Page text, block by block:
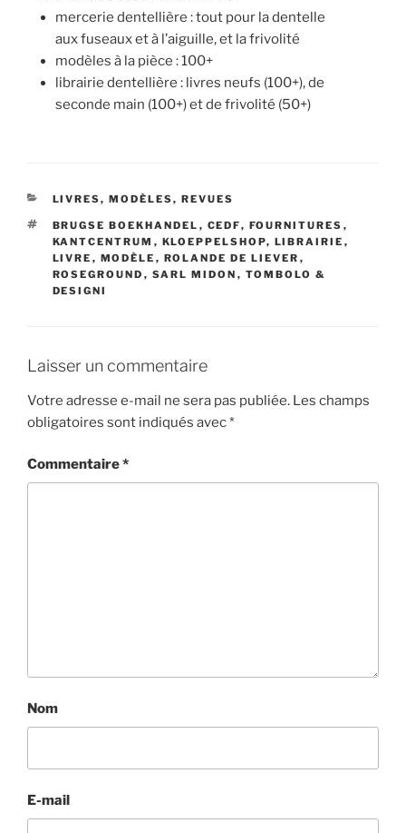
mercerie dentellière : tout pour la dentelle
aux fuseaux et à l’aiguille, et la frivolité
modèles à la pièce : 100+
librairie dentellière : livres neufs (100+), de
seconde main (100+) et de frivolité (50+)
CATÉGORIES
LIVRES, MODÈLES, REVUES
ÉTIQUETTES
BRUGSE BOEKHANDEL , CEDF, FOURNITURES ,
KANTCENTRUM , KLOEPPELSHOP, LIBRAIRIE ,
LIVRE , MODÈLE , ROLANDE DE LIEVER ,
ROSEGROUND , SARL MIDON , TOMBOLO &
DESIGNI
Laisser un commentaire
Votre adresse e-mail ne sera pas publiée. Les champs
obligatoires sont indiqués avec*
Commentaire*
Nom
E-mail